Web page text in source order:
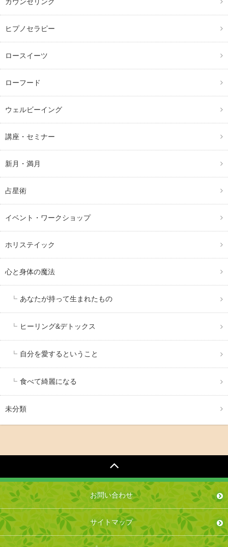
ヒプノセラピー
ロースイーツ
ローフード
ウェルビーイング
講座・セミナー
新月・満月
占星術
イベント・ワークショップ
ホリステイック
心と身体の魔法
あなたが持って生まれたもの
ヒーリング&デトックス
自分を愛するということ
食べて綺麗になる
未分類
お問い合わせ
サイトマップ